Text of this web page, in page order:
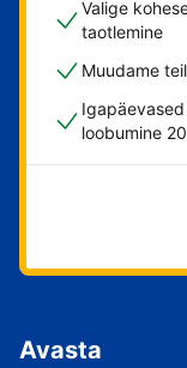
Valige
taotlemine
Muudame
loobumine
Avasta